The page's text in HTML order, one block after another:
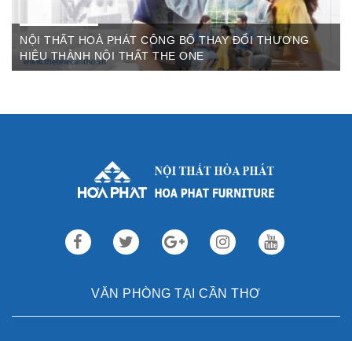
NỘI THẤT HOÀ PHÁT CÔNG BỐ THAY ĐỔI THƯƠNG
HIỆU THÀNH NỘI THẤT THE ONE
VĂN PHÒNG TẠI CẦN THƠ